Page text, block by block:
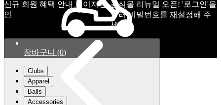
신규 회원 혜택 안내 페이지확
인
공식몰 리뉴얼 오픈! '로그인'을
눌러 비밀번호를 재설정해 주
세요.
장바구니 (0)
Clubs
Apparel
Balls
Accessories